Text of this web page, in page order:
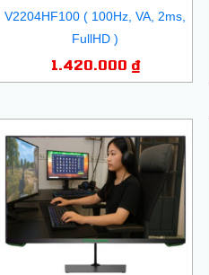
V2204HF100 ( 100Hz, VA, 2ms,
FullHD )
1.420.000 ₫
gốc
là:
2.860.000 ₫.
hiện
tại
là: